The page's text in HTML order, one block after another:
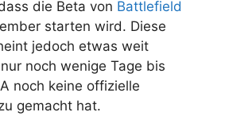
die Beta von Battlefield
starten wird. Diese
jedoch etwas weit
noch wenige Tage bis
noch keine offizielle
gemacht hat.